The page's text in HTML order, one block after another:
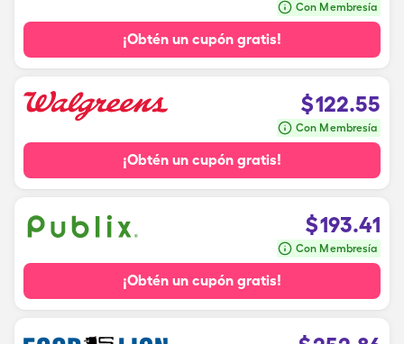
Con Membresía
¡Obtén un cupón gratis!
$122.55
Con Membresía
¡Obtén un cupón gratis!
$193.41
Con Membresía
¡Obtén un cupón gratis!